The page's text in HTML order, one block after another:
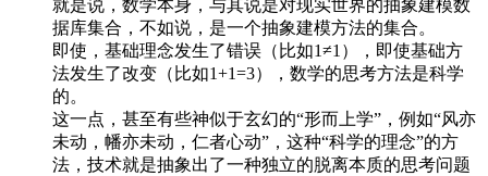
就是说，数学本身，与其说是对现实世界的抽象建模数
据库集合，不如说，是一个抽象建模方法的集合。
即使，基础理念发生了错误（比如1≠1），即使基础方
法发生了改变（比如1+1=3），数学的思考方法是科学
的。
这一点，甚至有些神似于玄幻的“形而上学”，例如“风亦
未动，幡亦未动，仁者心动”，这种“科学的理念”的方
法，技术就是抽象出了一种独立的脱离本质的思考问题